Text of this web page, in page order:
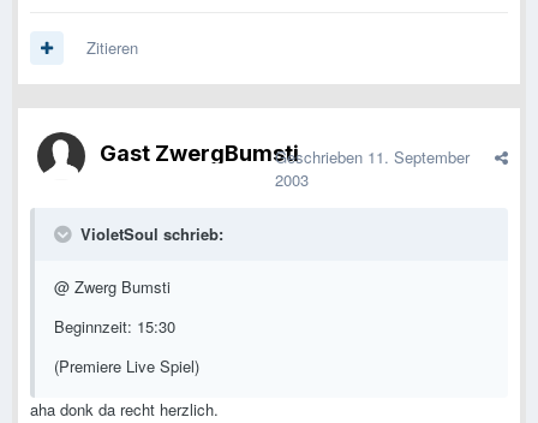
Zitieren
Gast ZwergBumstiGeschrieben 11. September
2003
VioletSoul schrieb:
@ Zwerg Bumsti
Beginnzeit: 15:30
(Premiere Live Spiel)
aha donk da recht herzlich.